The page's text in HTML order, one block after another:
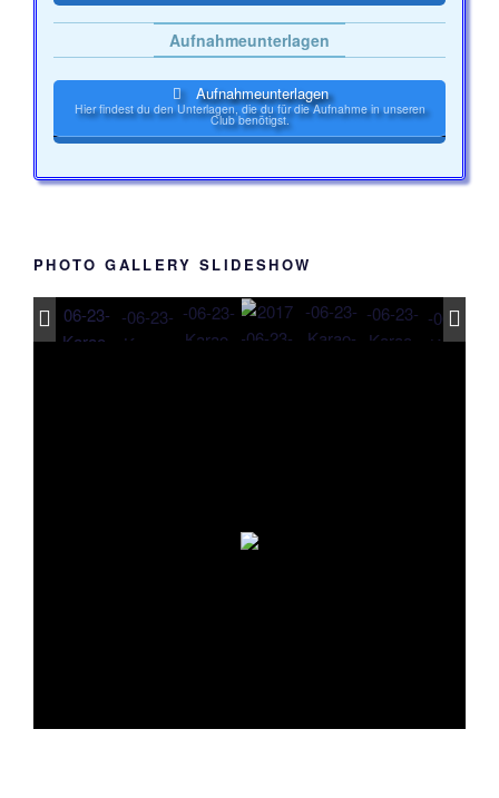
Aufnahmeunterlagen
Aufnahmeunterlagen
Hier findest du den Unterlagen, die du für die Aufnahme in unseren
Club benötigst.
PHOTO GALLERY SLIDESHOW